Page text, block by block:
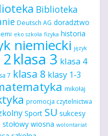
Biblioteka
Deutsch AG doradztwo
eko szkoła fizyka historia
niemiecki język
klasa 3 klasa 4
7 klasa 8 klasy 1-3
mikołaj
promocja czytelnictwa
Sport SU sukcesy
wiosna wolontariat